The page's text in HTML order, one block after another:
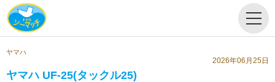
ヤマハ
2026年06月25日
ヤマハ UF-25(タックル25)